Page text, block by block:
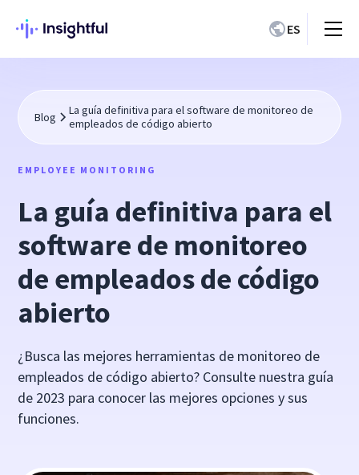
ES
Blog
La guía definitiva para el software de monitoreo de
empleados de código abierto
EMPLOYEE MONITORING
La guía definitiva para el
software de monitoreo
de empleados de código
abierto
¿Busca las mejores herramientas de monitoreo de
empleados de código abierto? Consulte nuestra guía
de 2023 para conocer las mejores opciones y sus
funciones.